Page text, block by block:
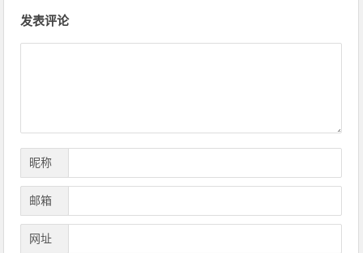
发表评论
昵称
邮箱
网址